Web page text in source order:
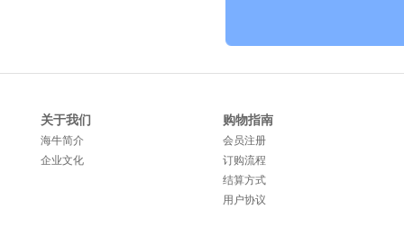
关于我们
海牛简介
企业文化
购物指南
会员注册
订购流程
结算方式
用户协议